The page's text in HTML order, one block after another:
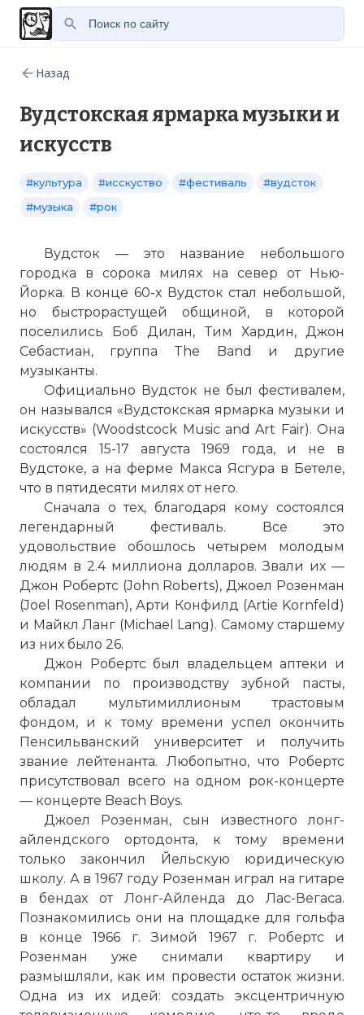
Назад
Вудстокская ярмарка музыки и
искусств
#культура #исскуство #фестиваль
#вудсток
#музыка
#рок
Вудсток — это название небольшого
городка в сорока милях на север от Нью-
Йорка. В конце 60-х Вудсток стал небольшой,
но быстрорастущей общиной, в которой
поселились Боб Дилан, Тим Хардин, Джон
Себастиан, группа The Band и другие
музыканты.
Официально Вудсток не был фестивалем,
он назывался «Вудстокская ярмарка музыки и
искусств» (Woodstcock Music and Art Fair). Она
состоялся 15-17 августа 1969 года, и не в
Вудстоке, а на ферме Макса Ясгура в Бетеле,
что в пятидесяти милях от него.
Сначала о тех, благодаря кому состоялся
легендарный фестиваль. Все это
удовольствие обошлось четырем молодым
людям в 2.4 миллиона долларов. Звали их —
Джон Робертс (John Roberts), Джоел Розенман
(Joel Rosenman), Арти Конфилд (Artie Kornfeld)
и Майкл Ланг (Michael Lang). Самому старшему
из них было 26.
Джон Робертс был владельцем аптеки и
компании по производству зубной пасты,
обладал мультимиллионым трастовым
фондом, и к тому времени успел окончить
Пенсильванский университет и получить
звание лейтенанта. Любопытно, что Робертс
присутствовал всего на одном рок-концерте
— концерте Beach Boys.
Джоел Розенман, сын известного лонг-
айлендского ортодонта, к тому времени
только закончил Йельскую юридическую
школу. А в 1967 году Розенман играл на гитаре
в бендах от Лонг-Айленда до Лас-Вегаса.
Познакомились они на площадке для гольфа
в конце 1966 г. Зимой 1967 г. Робертс и
Розенман уже снимали квартиру и
размышляли, как им провести остаток жизни.
Одна из их идей: создать эксцентричную